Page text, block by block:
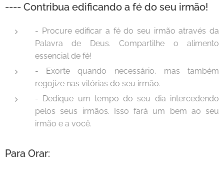
---- Contribua edificando a fé do seu irmão!
- Procure edificar a fé do seu irmão através da
Palavra de Deus. Compartilhe o alimento
essencial de fé!
- Exorte quando necessário, mas também
regojize nas vitórias do seu irmão.
- Dedique um tempo do seu dia intercedendo
pelos seus irmãos. Isso fará um bem ao seu
irmão e a você.
Para Orar: